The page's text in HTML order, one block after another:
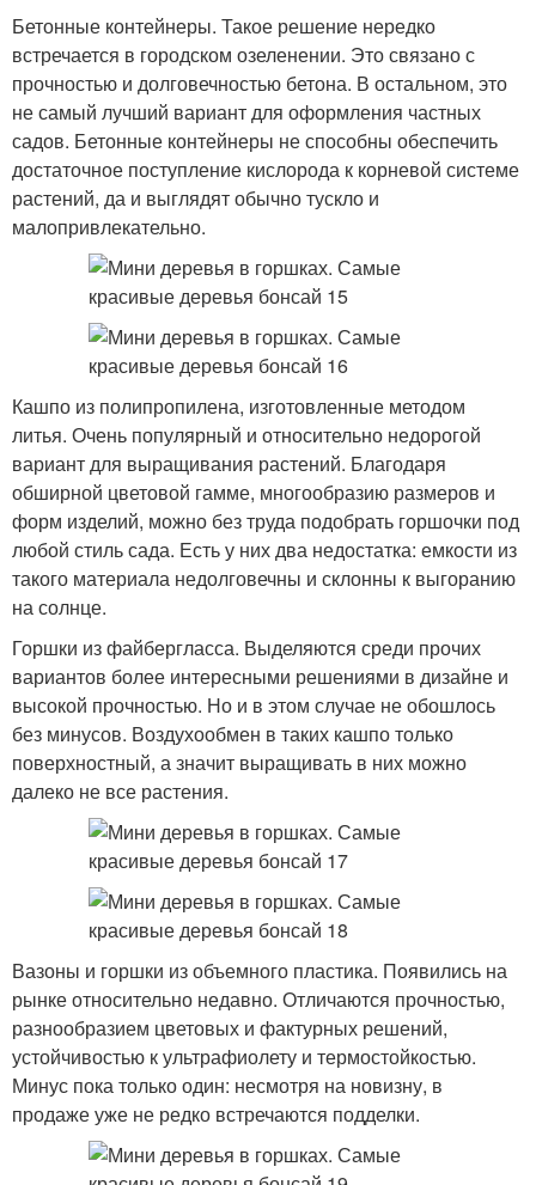
Бетонные контейнеры. Такое решение нередко
встречается в городском озеленении. Это связано с
прочностью и долговечностью бетона. В остальном, это
не самый лучший вариант для оформления частных
садов. Бетонные контейнеры не способны обеспечить
достаточное поступление кислорода к корневой системе
растений, да и выглядят обычно тускло и
малопривлекательно.
Кашпо из полипропилена, изготовленные методом
литья. Очень популярный и относительно недорогой
вариант для выращивания растений. Благодаря
обширной цветовой гамме, многообразию размеров и
форм изделий, можно без труда подобрать горшочки под
любой стиль сада. Есть у них два недостатка: емкости из
такого материала недолговечны и склонны к выгоранию
на солнце.
Горшки из файбергласса. Выделяются среди прочих
вариантов более интересными решениями в дизайне и
высокой прочностью. Но и в этом случае не обошлось
без минусов. Воздухообмен в таких кашпо только
поверхностный, а значит выращивать в них можно
далеко не все растения.
Вазоны и горшки из объемного пластика. Появились на
рынке относительно недавно. Отличаются прочностью,
разнообразием цветовых и фактурных решений,
устойчивостью к ультрафиолету и термостойкостью.
Минус пока только один: несмотря на новизну, в
продаже уже не редко встречаются подделки.